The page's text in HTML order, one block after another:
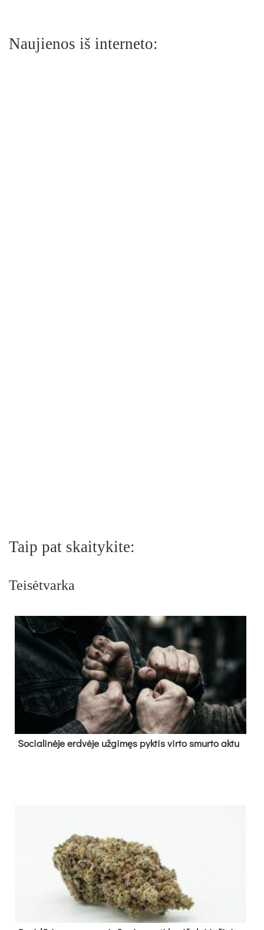
Naujienos iš interneto:
Taip pat skaitykite:
Teisėtvarka
So­cia­li­nė­je erd­vė­je už­gi­męs pyk­tis vir­to smur­to ak­tu